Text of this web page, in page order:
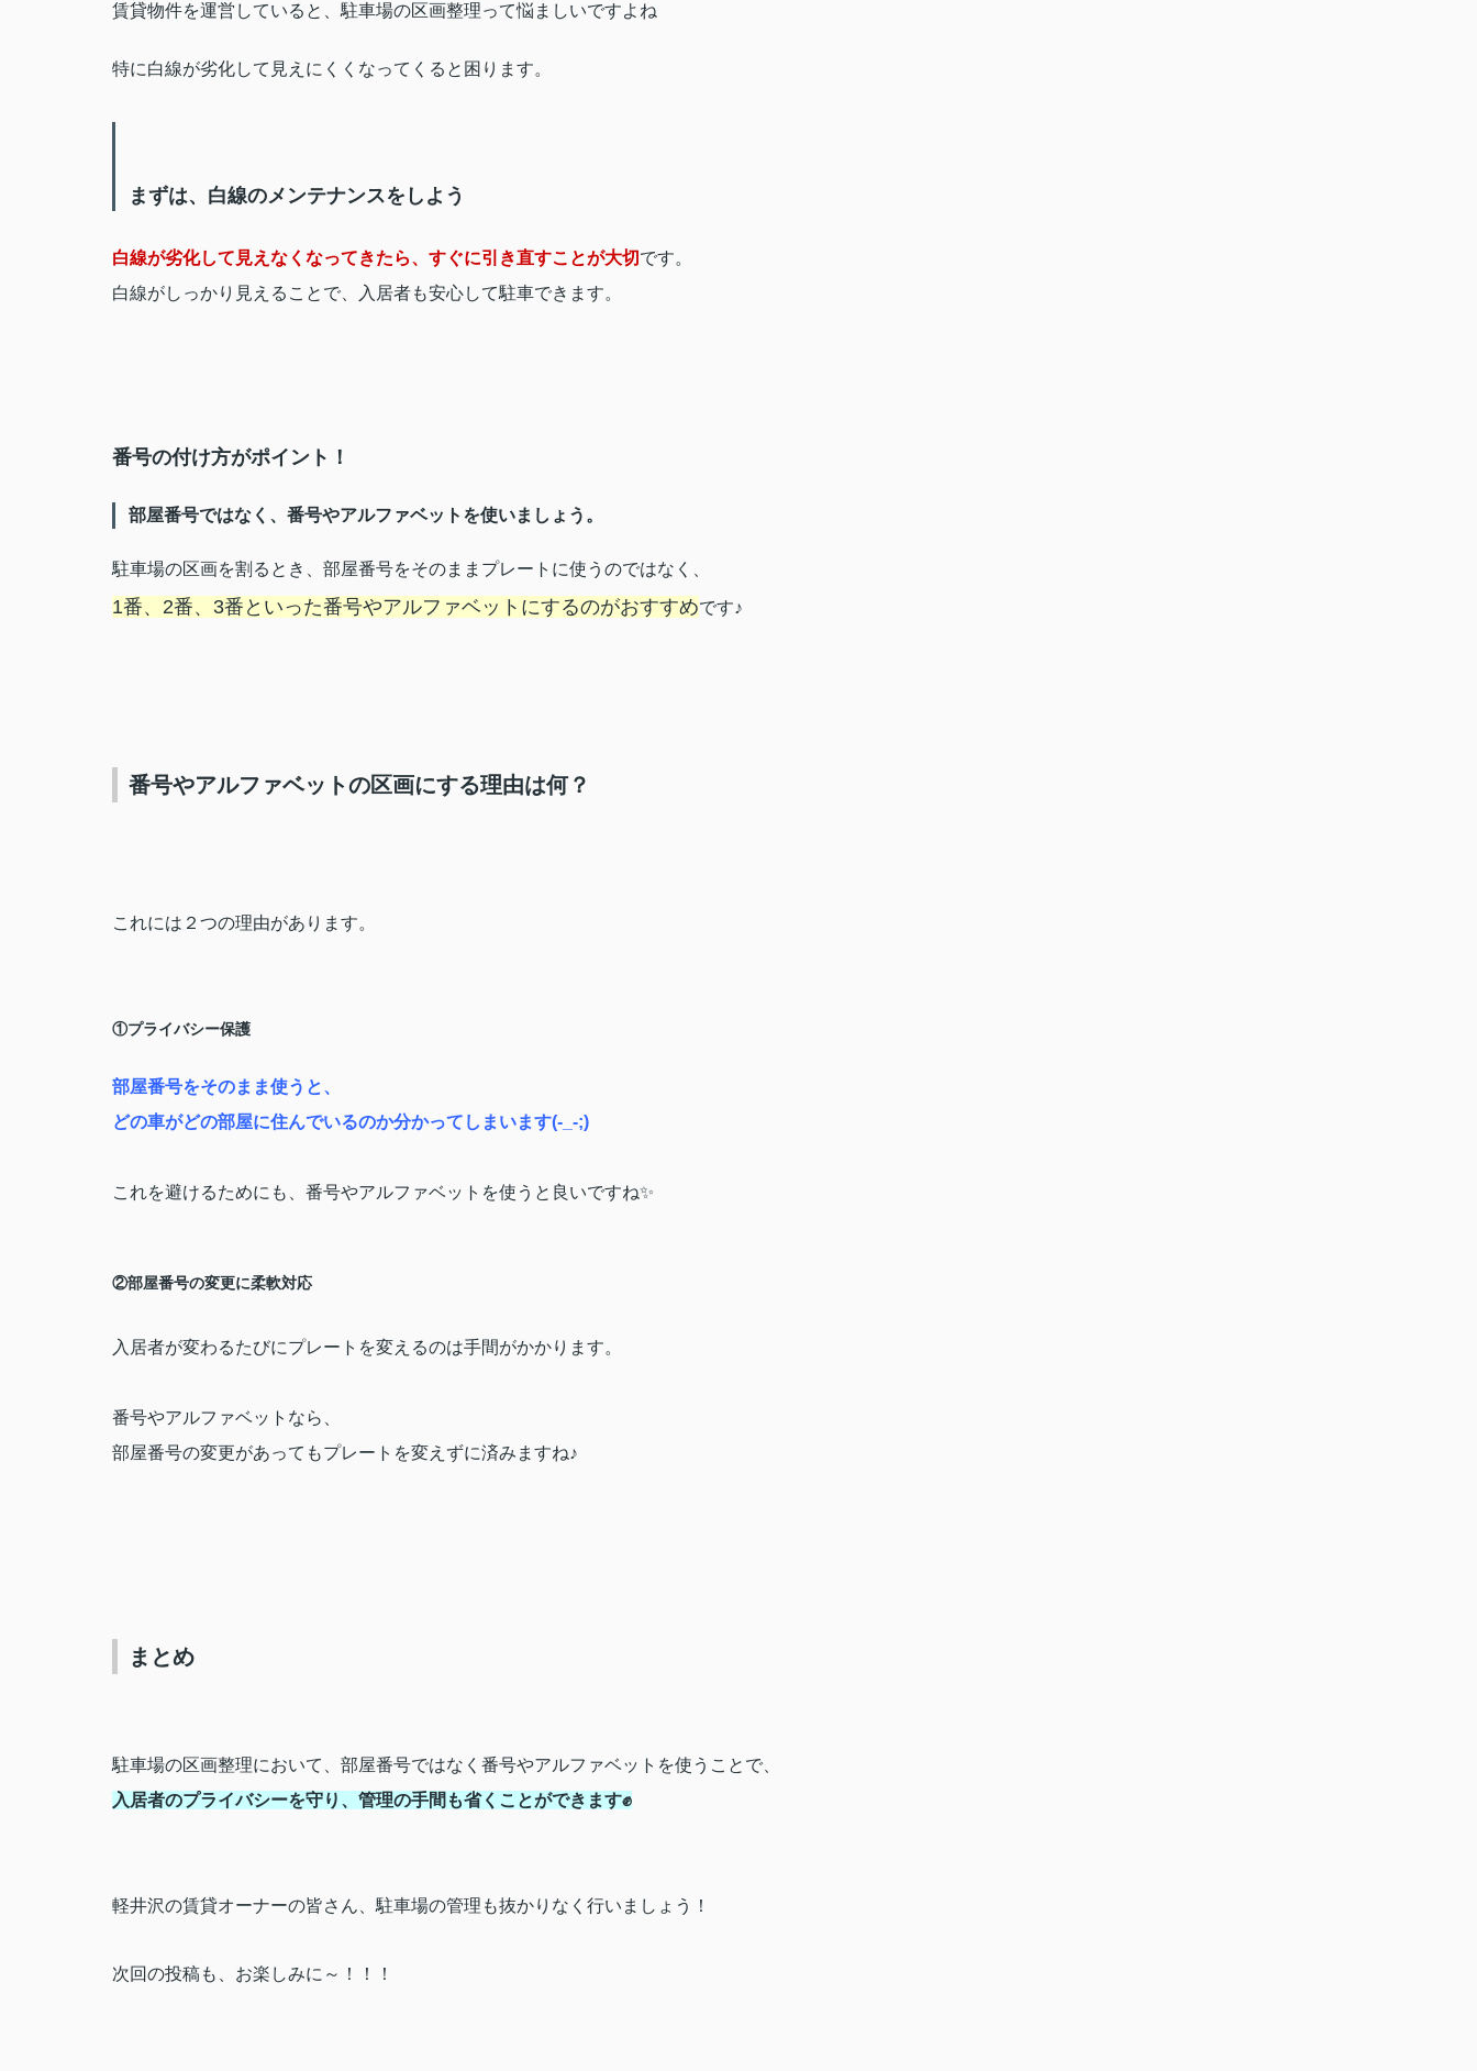
賃貸物件を運営していると、駐車場の区画整理って悩ましいですよね
特に白線が劣化して見えにくくなってくると困ります。
まずは、白線のメンテナンスをしよう
白線が劣化して見えなくなってきたら、すぐに引き直すことが大切です。
白線がしっかり見えることで、入居者も安心して駐車できます。
番号の付け方がポイント！
部屋番号ではなく、番号やアルファベットを使いましょう。
駐車場の区画を割るとき、部屋番号をそのままプレートに使うのではなく、
1番、2番、3番といった番号やアルファベットにするのがおすすめです♪
番号やアルファベットの区画にする理由は何？
これには２つの理由があります。
①プライバシー保護
部屋番号をそのまま使うと、
どの車がどの部屋に住んでいるのか分かってしまいます(-_-;)
これを避けるためにも、番号やアルファベットを使うと良いですね✨
②部屋番号の変更に柔軟対応
入居者が変わるたびにプレートを変えるのは手間がかかります。
番号やアルファベットなら、
部屋番号の変更があってもプレートを変えずに済みますね♪
まとめ
駐車場の区画整理において、部屋番号ではなく番号やアルファベットを使うことで、
入居者のプライバシーを守り、管理の手間も省くことができます✊
軽井沢の賃貸オーナーの皆さん、駐車場の管理も抜かりなく行いましょう！
次回の投稿も、お楽しみに～！！！